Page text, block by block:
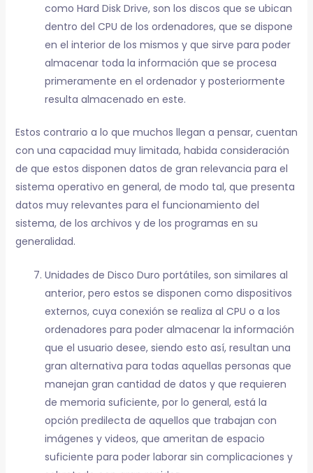
como Hard Disk Drive, son los discos que se ubican
dentro del CPU de los ordenadores, que se dispone
en el interior de los mismos y que sirve para poder
almacenar toda la información que se procesa
primeramente en el ordenador y posteriormente
resulta almacenado en este.
Estos contrario a lo que muchos llegan a pensar, cuentan
con una capacidad muy limitada, habida consideración
de que estos disponen datos de gran relevancia para el
sistema operativo en general, de modo tal, que presenta
datos muy relevantes para el funcionamiento del
sistema, de los archivos y de los programas en su
generalidad.
Unidades de Disco Duro portátiles, son similares al
anterior, pero estos se disponen como dispositivos
externos, cuya conexión se realiza al CPU o a los
ordenadores para poder almacenar la información
que el usuario desee, siendo esto así, resultan una
gran alternativa para todas aquellas personas que
manejan gran cantidad de datos y que requieren
de memoria suficiente, por lo general, está la
opción predilecta de aquellos que trabajan con
imágenes y videos, que ameritan de espacio
suficiente para poder laborar sin complicaciones y